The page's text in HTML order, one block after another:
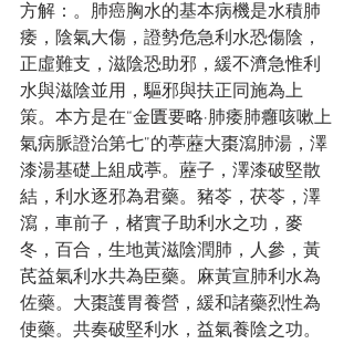
方解：。肺癌胸水的基本病機是水積肺
痿，陰氣大傷，證勢危急利水恐傷陰，
正虛難支，滋陰恐助邪，緩不濟急惟利
水與滋陰並用，驅邪與扶正同施為上
策。本方是在“金匱要略·肺痿肺癰咳嗽上
氣病脈證治第七”的葶藶大棗瀉肺湯，澤
漆湯基礎上組成葶。藶子，澤漆破堅散
結，利水逐邪為君藥。豬苓，茯苓，澤
瀉，車前子，楮實子助利水之功，麥
冬，百合，生地黃滋陰潤肺，人參，黃
芪益氣利水共為臣藥。麻黃宣肺利水為
佐藥。大棗護胃養營，緩和諸藥烈性為
使藥。共奏破堅利水，益氣養陰之功。